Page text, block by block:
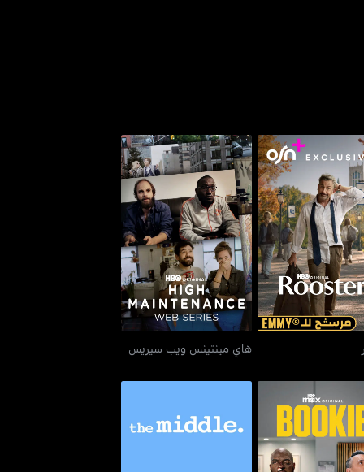
روستر هاي مينتينس ويب سيريس
هاي مينتينس ويب سيريس